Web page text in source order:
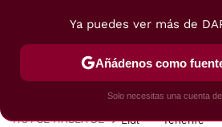
POSTRES VIAJES
HOY SE HABLA DE Lidl Tenerife
Ya puedes ver más de
Añádenos como
Solo necesitas una cuenta